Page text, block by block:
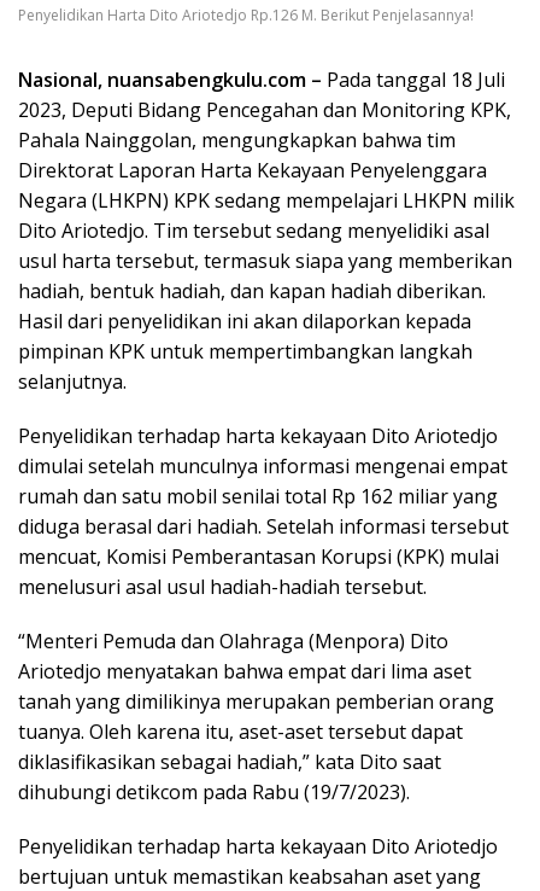
Penyelidikan Harta Dito Ariotedjo Rp.126 M. Berikut Penjelasannya!
Nasional, nuansabengkulu.com – Pada tanggal 18 Juli
2023, Deputi Bidang Pencegahan dan Monitoring KPK,
Pahala Nainggolan, mengungkapkan bahwa tim
Direktorat Laporan Harta Kekayaan Penyelenggara
Negara (LHKPN) KPK sedang mempelajari LHKPN milik
Dito Ariotedjo. Tim tersebut sedang menyelidiki asal
usul harta tersebut, termasuk siapa yang memberikan
hadiah, bentuk hadiah, dan kapan hadiah diberikan.
Hasil dari penyelidikan ini akan dilaporkan kepada
pimpinan KPK untuk mempertimbangkan langkah
selanjutnya.
Penyelidikan terhadap harta kekayaan Dito Ariotedjo
dimulai setelah munculnya informasi mengenai empat
rumah dan satu mobil senilai total Rp 162 miliar yang
diduga berasal dari hadiah. Setelah informasi tersebut
mencuat, Komisi Pemberantasan Korupsi (KPK) mulai
menelusuri asal usul hadiah-hadiah tersebut.
“Menteri Pemuda dan Olahraga (Menpora) Dito
Ariotedjo menyatakan bahwa empat dari lima aset
tanah yang dimilikinya merupakan pemberian orang
tuanya. Oleh karena itu, aset-aset tersebut dapat
diklasifikasikan sebagai hadiah,” kata Dito saat
dihubungi detikcom pada Rabu (19/7/2023).
Penyelidikan terhadap harta kekayaan Dito Ariotedjo
bertujuan untuk memastikan keabsahan aset yang